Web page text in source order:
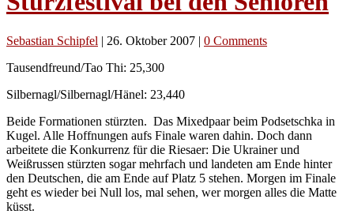
Sebastian Schipfel | 26. Oktober 2007 | 0 Comments
Tausendfreund/Tao Thi: 25,300
Silbernagl/Silbernagl/Hänel: 23,440
Beide Formationen stürzten. Das Mixedpaar beim Podsetschka in
Kugel. Alle Hoffnungen aufs Finale waren dahin. Doch dann
arbeitete die Konkurrenz für die Riesaer: Die Ukrainer und
Weißrussen stürzten sogar mehrfach und landeten am Ende hinter
den Deutschen, die am Ende auf Platz 5 stehen. Morgen im Finale
geht es wieder bei Null los, mal sehen, wer morgen alles die Matte
küsst.